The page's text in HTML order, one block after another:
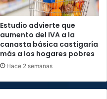
Estudio advierte que
aumento del IVA a la
canasta básica castigaría
más a los hogares pobres
Hace 2 semanas